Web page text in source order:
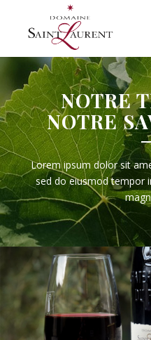
NOTRE
NOTRE
Lorem ipsum dolor sit
sed do eiusmod tempor